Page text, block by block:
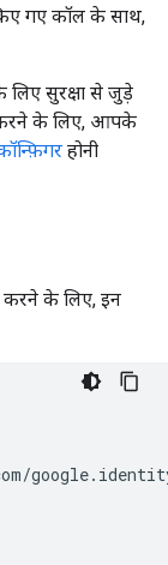
गए कॉल के साथ,
सुरक्षा से जुड़े
करने के लिए, आपके
होनी
करने के लिए, इन